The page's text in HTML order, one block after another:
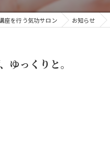
座を行う気功サロン お知らせ
ゆっくりと。